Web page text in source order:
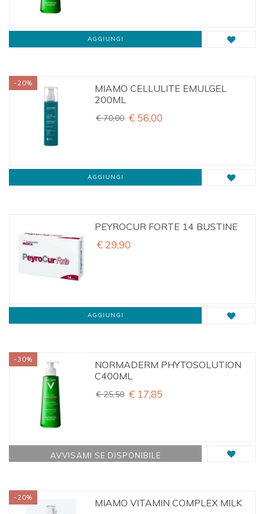
AGGIUNGI
MIAMO CELLULITE EMULGEL
200ML
€ 70,00 € 56,00
-20%
AGGIUNGI
PEYROCUR FORTE 14 BUSTINE
€ 29,90
AGGIUNGI
NORMADERM PHYTOSOLUTION
C400ML
€ 25,50 € 17,85
-30%
AVVISAMI SE DISPONIBILE
MIAMO VITAMIN COMPLEX MILK
-20%